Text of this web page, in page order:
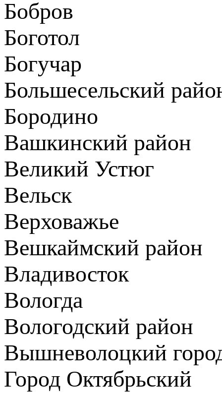
Бобров
Боготол
Богучар
Большесельский
Бородино
Вашкинский район
Великий Устюг
Вельск
Верховажье
Вешкаймский район
Владивосток
Вологда
Вологодский район
Вышневолоцкий
Город Октябрьский